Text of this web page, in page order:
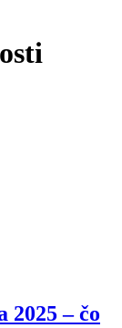
2025 – čo